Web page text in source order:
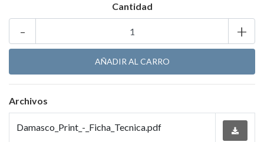
Cantidad
+
-
Archivos
Damasco_Print_-_Ficha_Tecnica.pdf